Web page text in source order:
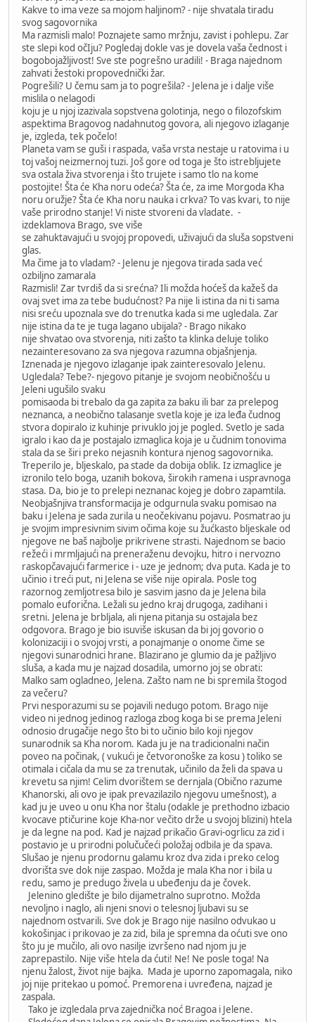
Kakve to ima veze sa mojom haljinom? - nije shvatala tiradu
svog sagovornika
Ma razmisli malo! Poznajete samo mržnju, zavist i pohlepu. Zar
ste slepi kod očIju? Pogledaj dokle vas je dovela vaša čednost i
bogobojažljivost! Sve ste pogrešno uradili! - Braga najednom
zahvati žestoki propovednički žar.
Pogrešili? U čemu sam ja to pogrešila? - Jelena je i dalje više
mislila o nelagodi
koju je u njoj izazivala sopstvena golotinja, nego o filozofskim
aspektima Bragovog nadahnutog govora, ali njegovo izlaganje
je, izgleda, tek počelo!
Planeta vam se guši i raspada, vaša vrsta nestaje u ratovima i u
toj vašoj neizmernoj tuzi. Još gore od toga je što istrebljujete
sva ostala živa stvorenja i što trujete i samo tlo na kome
postojite! Šta će Kha noru odeća? Šta će, za ime Morgoda Kha
noru oružje? Šta će Kha noru nauka i crkva? To vas kvari, to nije
vaše prirodno stanje! Vi niste stvoreni da vladate. -
izdeklamova Brago, sve više
se zahuktavajući u svojoj propovedi, uživajući da sluša sopstveni
glas.
Ma čime ja to vladam? - Jelenu je njegova tirada sada već
ozbiljno zamarala
Razmisli! Zar tvrdiš da si srećna? Ili možda hoćeš da kažeš da
ovaj svet ima za tebe budućnost? Pa nije li istina da ni ti sama
nisi sreću upoznala sve do trenutka kada si me ugledala. Zar
nije istina da te je tuga lagano ubijala? - Brago nikako
nije shvatao ova stvorenja, niti zašto ta klinka deluje toliko
nezainteresovano za sva njegova razumna objašnjenja.
Iznenada je njegovo izlaganje ipak zainteresovalo Jelenu.
Ugledala? Tebe?- njegovo pitanje je svojom neobičnošću u
Jeleni ugušilo svaku
pomisaoda bi trebalo da ga zapita za baku ili bar za prelepog
neznanca, a neobično talasanje svetla koje je iza leđa čudnog
stvora dopiralo iz kuhinje privuklo joj je pogled. Svetlo je sada
igralo i kao da je postajalo izmaglica koja je u čudnim tonovima
stala da se širi preko nejasnih kontura njenog sagovornika.
Treperilo je, bljeskalo, pa stade da dobija oblik. Iz izmaglice je
izronilo telo boga, uzanih bokova, širokih ramena i uspravnoga
stasa. Da, bio je to prelepi neznanac kojeg je dobro zapamtila.
Neobjašnjiva transformacija je odgurnula svaku pomisao na
baku i Jelena je sada zurila u neočekivanu pojavu. Posmatrao ju
je svojim impresivnim sivim očima koje su žućkasto bljeskale od
njegove ne baš najbolje prikrivene strasti. Najednom se bacio
režeći i mrmljajući na preneraženu devojku, hitro i nervozno
raskopčavajući farmerice i - uze je jednom; dva puta. Kada je to
učinio i treći put, ni Jelena se više nije opirala. Posle tog
razornog zemljotresa bilo je sasvim jasno da je Jelena bila
pomalo euforična. Ležali su jedno kraj drugoga, zadihani i
sretni. Jelena je brbljala, ali njena pitanja su ostajala bez
odgovora. Brago je bio isuviše iskusan da bi joj govorio o
kolonizaciji i o svojoj vrsti, a ponajmanje o onome čime se
njegovi sunarodnici hrane. Blazirano je glumio da je pažljivo
sluša, a kada mu je najzad dosadila, umorno joj se obrati:
Malko sam ogladneo, Jelena. Zašto nam ne bi spremila štogod
za večeru?
Prvi nesporazumi su se pojavili nedugo potom. Brago nije
video ni jednog jedinog razloga zbog koga bi se prema Jeleni
odnosio drugačije nego što bi to učinio bilo koji njegov
sunarodnik sa Kha norom. Kada ju je na tradicionalni način
poveo na počinak, ( vukući je četvoronoške za kosu ) toliko se
otimala i cičala da mu se za trenutak, učinilo da želi da spava u
krevetu sa njim! Celim dvorištem se dernjala (Obično razume
Khanorski, ali ovo je ipak prevazilazilo njegovu umešnost), a
kad ju je uveo u onu Kha nor štalu (odakle je prethodno izbacio
kvocave ptičurine koje Kha-nor večito drže u svojoj blizini) htela
je da legne na pod. Kad je najzad prikačio Gravi-ogrlicu za zid i
postavio je u prirodni polučučeći položaj odbila je da spava.
Slušao je njenu prodornu galamu kroz dva zida i preko celog
dvorišta sve dok nije zaspao. Možda je mala Kha nor i bila u
redu, samo je predugo živela u ubeđenju da je čovek.
Jelenino gledište je bilo dijametralno suprotno. Možda
nevoljno i naglo, ali njeni snovi o telesnoj ljubavi su se
najednom ostvarili. Sve dok je Brago nije nasilno odvukao u
kokošinjac i prikovao je za zid, bila je spremna da oćuti sve ono
što ju je mučilo, ali ovo nasilje izvršeno nad njom ju je
zaprepastilo. Nije više htela da ćuti! Ne! Ne posle toga! Na
njenu žalost, život nije bajka. Mada je uporno zapomagala, niko
joj nije pritekao u pomoć. Premorena i uvređena, najzad je
zaspala.
Tako je izgledala prva zajednička noć Bragoa i Jelene.